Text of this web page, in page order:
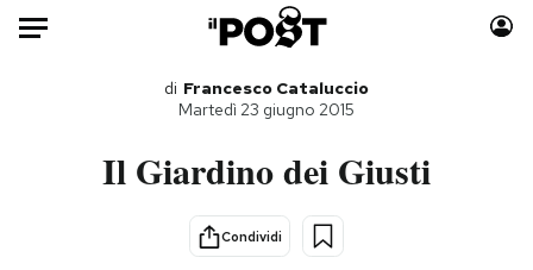
Auto
Libri
di Francesco Cataluccio
Martedì 23 giugno 2015
Il Giardino dei Giusti
Condividi